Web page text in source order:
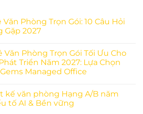
Phòng Trọn Gói: 10 Câu Hỏi
Gặp 2027
Văn Phòng Trọn Gói Tối Ưu Cho
Triển Năm 2027: Lựa Chọn
Managed Office
kế văn phòng Hạng A/B năm
tố AI & Bền vững